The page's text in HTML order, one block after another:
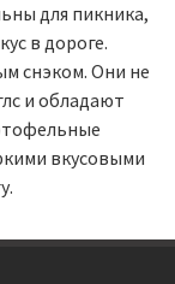
для пикника,
в дороге.
снэком. Они не
и обладают
вкусовыми